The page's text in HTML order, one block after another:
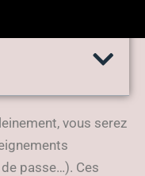
vous serez
passe…). Ces